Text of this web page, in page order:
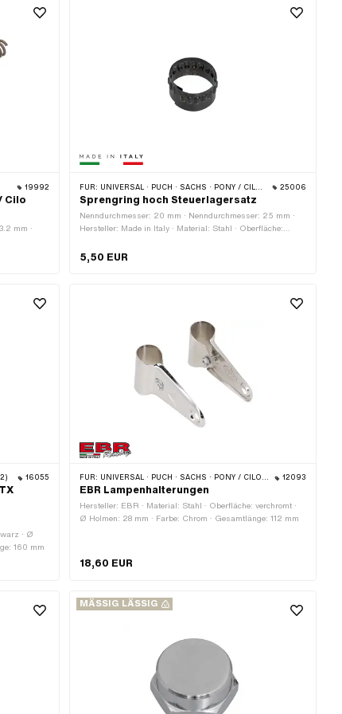
19992
Cilo
mm ·
FÜR: UNIVERSAL · PUCH · SACHS · PONY / CILO (BETA 521 & 512) · PIAGGIO · ZÜNDAPP BELMONDO · TOMOS 25006
Sprengring hoch Steuerlagersatz
Nenndurchmesser: 20 mm · Nenndurchmesser: 25 mm ·
Hersteller: Made in Italy · Material: Stahl · Oberfläche:
5,50 EUR
16055
· Ø
160 mm
FÜR: UNIVERSAL · PUCH · SACHS · PONY / CILO (BETA 521 & 512) · PIAGGIO · ZÜNDAPP BELMONDO · TOMOS 12093
EBR Lampenhalterungen
Hersteller: EBR · Material: Stahl · Oberfläche: verchromt ·
Ø Holmen: 28 mm · Farbe: Chrom · Gesamtlänge: 112 mm
18,60 EUR
MÄSSIG LÄSSIG